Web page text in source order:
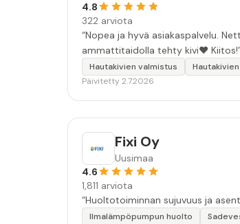
4.8
322 arviota
“Nopea ja hyvä asiakaspalvelu.
ammattitaidolla tehty kivi❤️
Hautakivien valmistus
Päivitetty 2.7.2026
Fixi Oy
Uusimaa
4.6
1,811 arviota
“Huoltotoiminnan sujuvuus ja
Ilmalämpöpumpun huolto